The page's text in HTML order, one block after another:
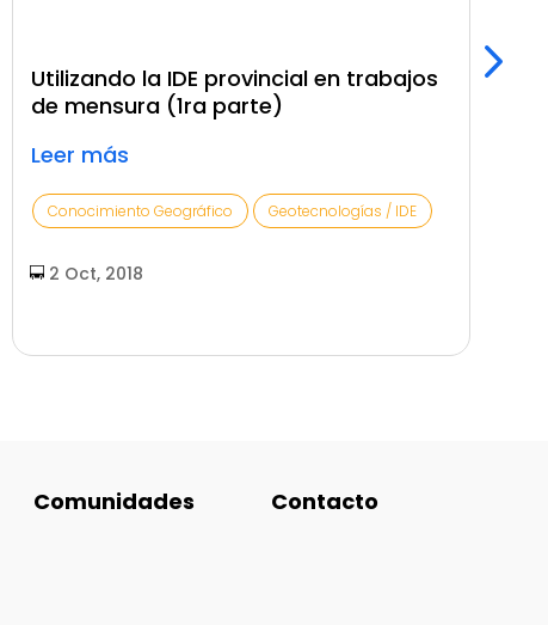
Utilizando la IDE provincial en trabajos
de mensura (1ra parte)
Leer más
Conocimiento Geográfico Geotecnologías / IDE
2 Oct, 2018
Comunidades Contacto